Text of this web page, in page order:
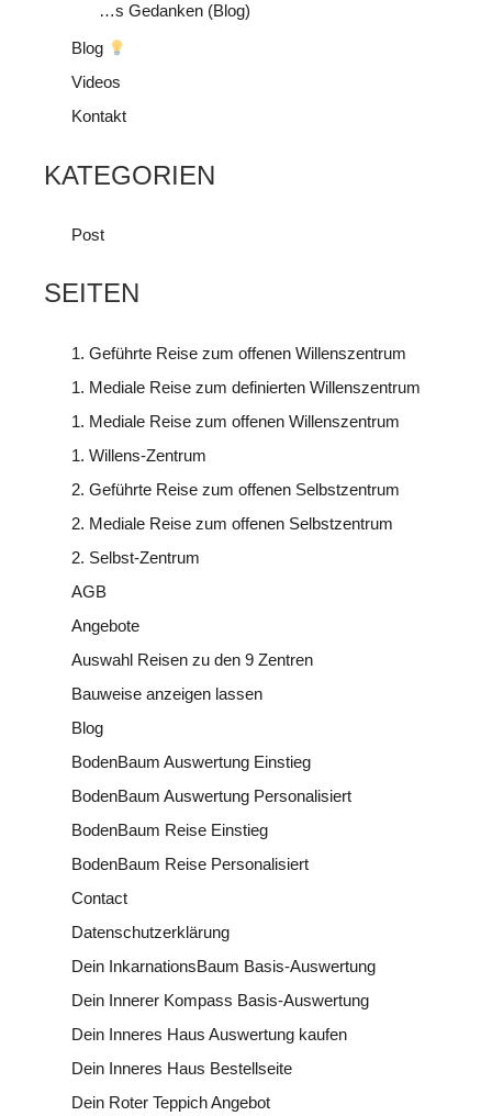
…s Gedanken (Blog)
Blog
Videos
Kontakt
KATEGORIEN
Post
SEITEN
1. Geführte Reise zum offenen Willenszentrum
1. Mediale Reise zum definierten Willenszentrum
1. Mediale Reise zum offenen Willenszentrum
1. Willens-Zentrum
2. Geführte Reise zum offenen Selbstzentrum
2. Mediale Reise zum offenen Selbstzentrum
2. Selbst-Zentrum
AGB
Angebote
Auswahl Reisen zu den 9 Zentren
Bauweise anzeigen lassen
Blog
BodenBaum Auswertung Einstieg
BodenBaum Auswertung Personalisiert
BodenBaum Reise Einstieg
BodenBaum Reise Personalisiert
Contact
Datenschutzerklärung
Dein InkarnationsBaum Basis-Auswertung
Dein Innerer Kompass Basis-Auswertung
Dein Inneres Haus Auswertung kaufen
Dein Inneres Haus Bestellseite
Dein Roter Teppich Angebot